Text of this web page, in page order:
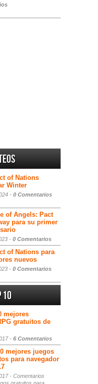
of Nations
Winter
- 0 Comentarios
of Angels: Pact
para su primer
- 0 Comentarios
of Nations para
nuevos
- 0 Comentarios
10
mejores
gratuitos de
- 6 Comentarios
mejores juegos
para navegador
- Comentarios